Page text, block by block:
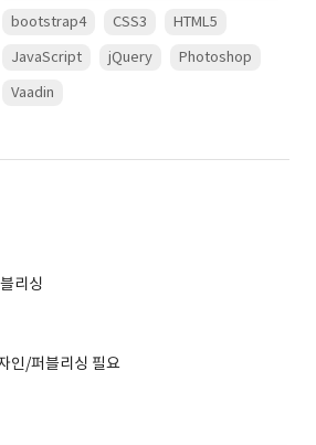
bootstrap4 CSS3
HTML5
JavaScript
jQuery
Photoshop
Vaadin
리싱
인/퍼블리싱 필요